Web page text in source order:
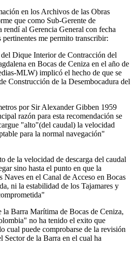
en los Archivos de las Obras
que como Sub-Gerente de
rendí al Gerencia General con fecha
me permito transcribir:
Dique Interior de Contracción del
en Bocas de Ceniza en el año de
MLW) implicó el hecho de que se
Construcción de la Desembocadura del
por Sir Alexander Gibben 1959
razón para esta recomendación se
"alto"(del caudal) la velocidad
para la normal navegación"
de la velocidad de descarga del caudal
sino hasta el punto en que la
Naves en el Canal de Acceso en Bocas
ni la estabilidad de los Tajamares y
la Barra Marítima de Bocas de Ceniza,
no ha tenido el exito que
cual puede comprobarse de la revisión
Sector de la Barra en el cual ha